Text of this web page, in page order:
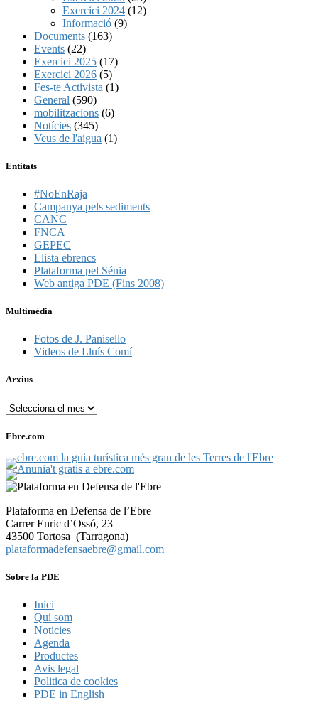
Exercici 2024 (12)
Informació (9)
Documents (163)
Events (22)
Exercici 2025 (17)
Exercici 2026 (5)
Fes-te Activista (1)
General (590)
mobilitzacions (6)
Notícies (345)
Veus de l'aigua (1)
Entitats
#NoEnRaja
Campanya pels sediments
CANC
FNCA
GEPEC
Llista ebrencs
Plataforma pel Sénia
Web antiga PDE (Fins 2008)
Multimèdia
Fotos de J. Panisello
Videos de Lluís Comí
Arxius
Arxius
Ebre.com
Plataforma en Defensa de l’Ebre
Carrer Enric d’Ossó, 23
43500 Tortosa (Tarragona)
plataformadefensaebre@gmail.com
Sobre la PDE
Inici
Qui som
Noticies
Agenda
Productes
Avis legal
Politica de cookies
PDE in English